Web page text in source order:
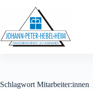
Schlagwort Mitarbeiter:innen